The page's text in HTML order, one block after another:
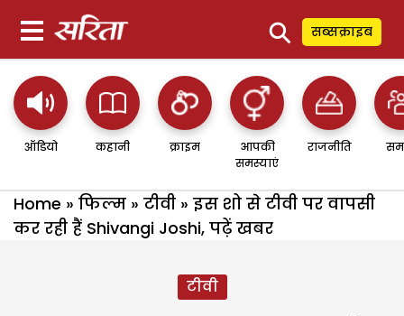
⚲ सब्सक्राइब
ऑडियो कहानी क्राइम
आपकी
समस्याएं
राजनीति
Home » फिल्म » टीवी » इस शो से टीवी पर वापसी
कर रही हैं Shivangi Joshi, पढ़ें खबर
टीवी